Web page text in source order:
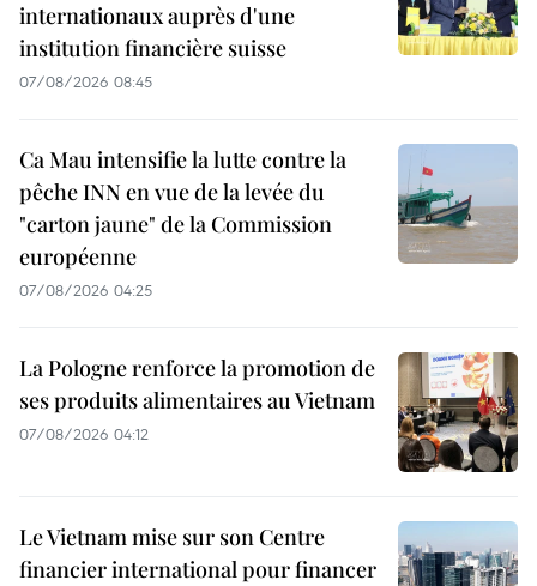
internationaux auprès d'une
institution financière suisse
07/08/2026 08:45
Ca Mau intensifie la lutte contre la
pêche INN en vue de la levée du
"carton jaune" de la Commission
européenne
07/08/2026 04:25
La Pologne renforce la promotion de
ses produits alimentaires au Vietnam
07/08/2026 04:12
Le Vietnam mise sur son Centre
financier international pour financer